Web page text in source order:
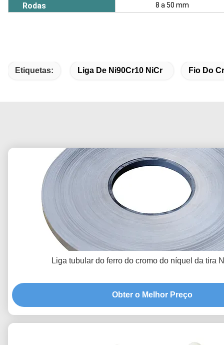
Rodas 8 a 50 mm
Etiquetas: Liga De Ni90Cr10 NiCr Fio Do
Liga tubular do ferro do cromo do níquel da tira
Obter o Melhor Preço